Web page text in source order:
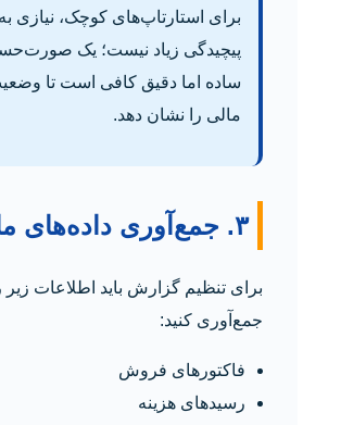
برای استارتاپ‌های کوچک، نیازی به
پیچیدگی زیاد نیست؛ یک
ساده اما دقیق کافی است تا
مالی را نشان دهد.
۳. جمع‌آوری داده‌های مالی
برای تنظیم گزارش باید اطلاعات زیر
جمع‌آوری کنید:
فاکتورهای فروش
رسیدهای هزینه